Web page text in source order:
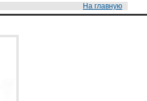
На главную